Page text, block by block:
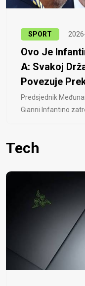
SPORT
Ovo Je
A: Svakoj
Povezuje
Predsjednik
Gianni Infantino
Tech